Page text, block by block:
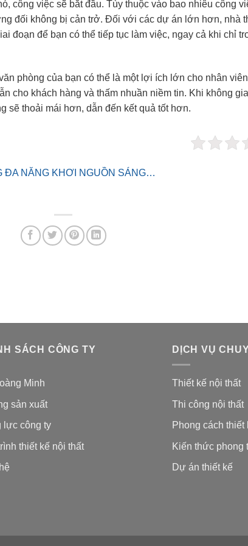
công việc sẽ bắt đầu. Tùy thuộc vào bao nhiêu công
đối không bị cản trở. Đối với các dự án lớn hơn, nhà
đoạn để bạn có thể tiếp tục làm việc, ngay cả khi chỉ
phòng của bạn có thể là một lợi ích lớn cho nhân
cho khách hàng và thấm nhuần niềm tin. Khi không
sẽ thoải mái hơn, dẫn đến kết quả tốt hơn.
ĐA NĂNG KHƠI NGUỒN SÁNG…
SÁCH CÔNG TY
Minh
sản xuất
lực công ty
thiết kế nội thất
DỊCH VỤ
Thiết kế nội thất
Thi công nội thất
Phong cách thiết
Kiến thức phong
Dự án thiết kế